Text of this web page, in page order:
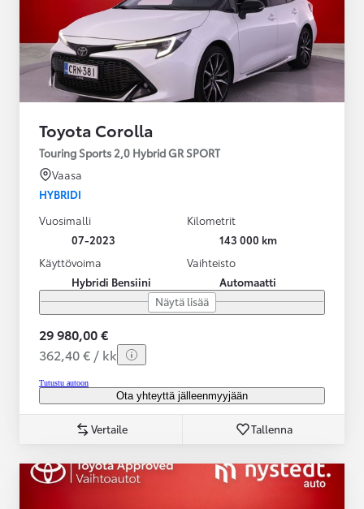
Toyota Corolla
Touring Sports 2,0 Hybrid GR SPORT
Vaasa
HYBRIDI
Vuosimalli
07-2023
Kilometrit
143 000 km
Käyttövoima
Hybridi Bensiini
Vaihteisto
Automaatti
Näytä lisää
29 980,00 €
362,40 € / kk
Tutustu autoon
Ota yhteyttä jälleenmyyjään
Vertaile Tallenna